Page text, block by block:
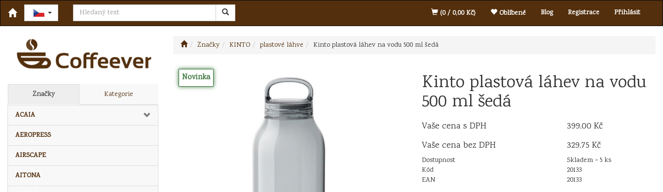
Blog Registrace Přihlásit
(0 / 0,00 Kč) Oblíbené
Značky Kategorie
ACAIA
AEROPRESS
AIRSCAPE
AITONA
Značky KINTO plastové láhve Kinto plastová láhev na vodu 500 ml šedá
Novinka Kinto plastová láhev na vodu
500 ml šedá
Vaše cena s DPH
399,00 Kč
Vaše cena bez DPH
329,75 Kč
Dostupnost
Skladem > 5 ks
Kód
20133
EAN
20133